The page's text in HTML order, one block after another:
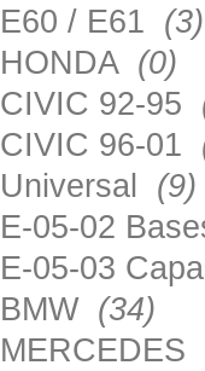
E60 / E61 (3)
HONDA (0)
CIVIC 92-95
CIVIC 96-01
Universal (9)
E-05-02
E-05-03
BMW (34)
MERCEDES